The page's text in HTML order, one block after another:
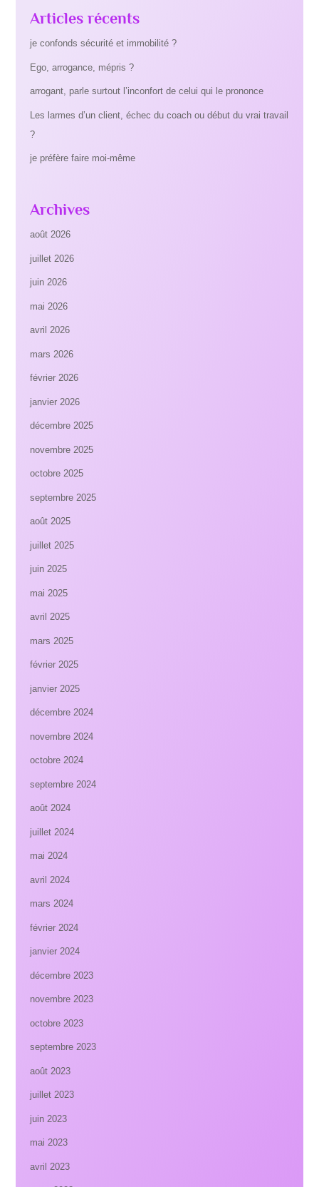
Articles récents
je confonds sécurité et immobilité ?
Ego, arrogance, mépris ?
arrogant, parle surtout l’inconfort de celui qui le prononce
Les larmes d’un client, échec du coach ou début du vrai travail
?
je préfère faire moi-même
Archives
août 2026
juillet 2026
juin 2026
mai 2026
avril 2026
mars 2026
février 2026
janvier 2026
décembre 2025
novembre 2025
octobre 2025
septembre 2025
août 2025
juillet 2025
juin 2025
mai 2025
avril 2025
mars 2025
février 2025
janvier 2025
décembre 2024
novembre 2024
octobre 2024
septembre 2024
août 2024
juillet 2024
mai 2024
avril 2024
mars 2024
février 2024
janvier 2024
décembre 2023
novembre 2023
octobre 2023
septembre 2023
août 2023
juillet 2023
juin 2023
mai 2023
avril 2023